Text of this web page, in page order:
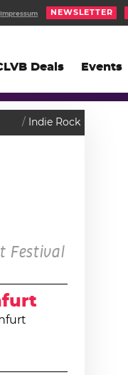
Deals Events
NEWSLETTER
Impressum
Indie Rock
Festival